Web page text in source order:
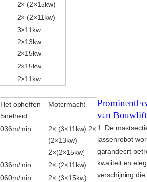
2× (2×15kw)
2× (2×11kw)
3×11kw
2×13kw
2×15kw
2×15kw
2×11kw
Het opheffen
Snelheid
Motormacht
036m/min 2× (3×11kw) 2×
(2×13kw)
2×(2×15kw)
036m/min 2× (2×11kw)
060m/min 2× (3×15kw)
van Bouwlift
1. De
lassenrobot
garandeert
kwaliteit en
verschijning die.